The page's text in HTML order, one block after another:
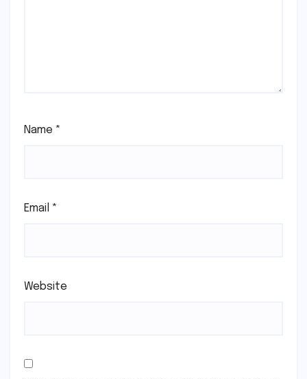
Name *
Email *
Website